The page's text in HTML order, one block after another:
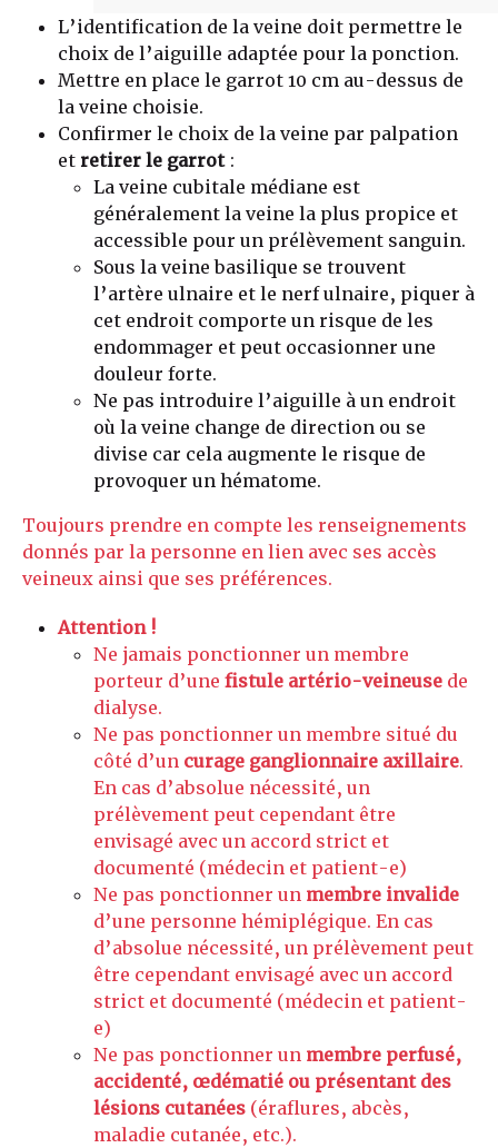
L’identification de la veine doit permettre le
choix de l’aiguille adaptée pour la ponction.
Mettre en place le garrot 10 cm au-dessus de
la veine choisie.
Confirmer le choix de la veine par palpation
et retirer le garrot:
La veine cubitale médiane est
généralement la veine la plus propice et
accessible pour un prélèvement sanguin.
Sous la veine basilique se trouvent
l’artère ulnaire et le nerf ulnaire, piquer à
cet endroit comporte un risque de les
endommager et peut occasionner une
douleur forte.
Ne pas introduire l’aiguille à un endroit
où la veine change de direction ou se
divise car cela augmente le risque de
provoquer un hématome.
Toujours prendre en compte les renseignements
donnés par la personne en lien avec ses accès
veineux ainsi que ses préférences.
Attention !
Ne jamais ponctionner un membre
porteur d’une fistule artério-veineuse de
dialyse.
Ne pas ponctionner un membre situé du
côté d’un curage ganglionnaire axillaire.
En cas d’absolue nécessité, un
prélèvement peut cependant être
envisagé avec un accord strict et
documenté (médecin et patient-e)
Ne pas ponctionner un membre invalide
d’une personne hémiplégique. En cas
d’absolue nécessité, un prélèvement peut
être cependant envisagé avec un accord
strict et documenté (médecin et patient-
e)
Ne pas ponctionner un membre perfusé,
accidenté, œdématié ou présentant des
lésions cutanées (éraflures, abcès,
maladie cutanée, etc.).